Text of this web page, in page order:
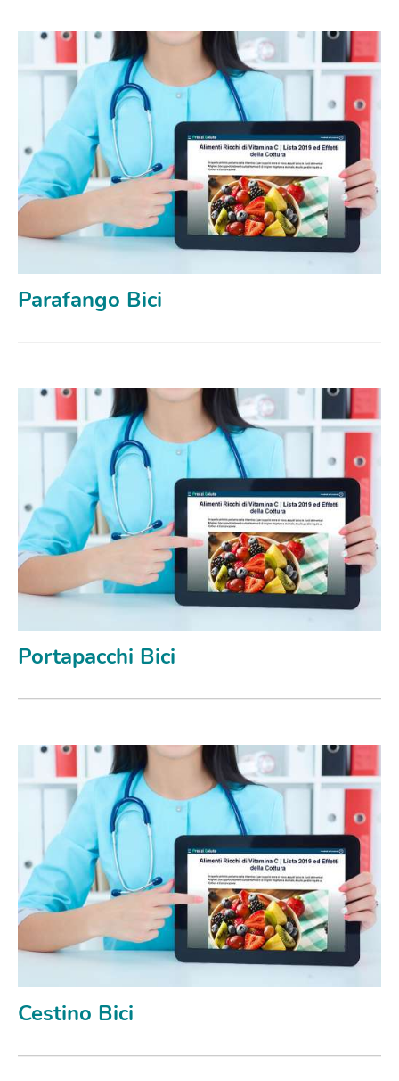
Parafango Bici
Portapacchi Bici
Cestino Bici